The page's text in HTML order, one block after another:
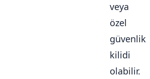
veya
özel
güvenlik
kilidi
olabilir.